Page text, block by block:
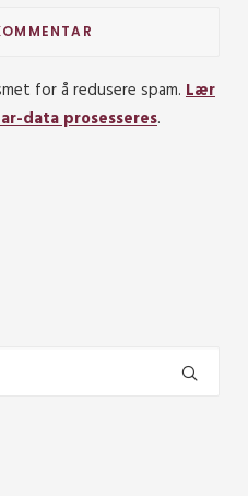
for å redusere spam. Lær
data prosesseres.